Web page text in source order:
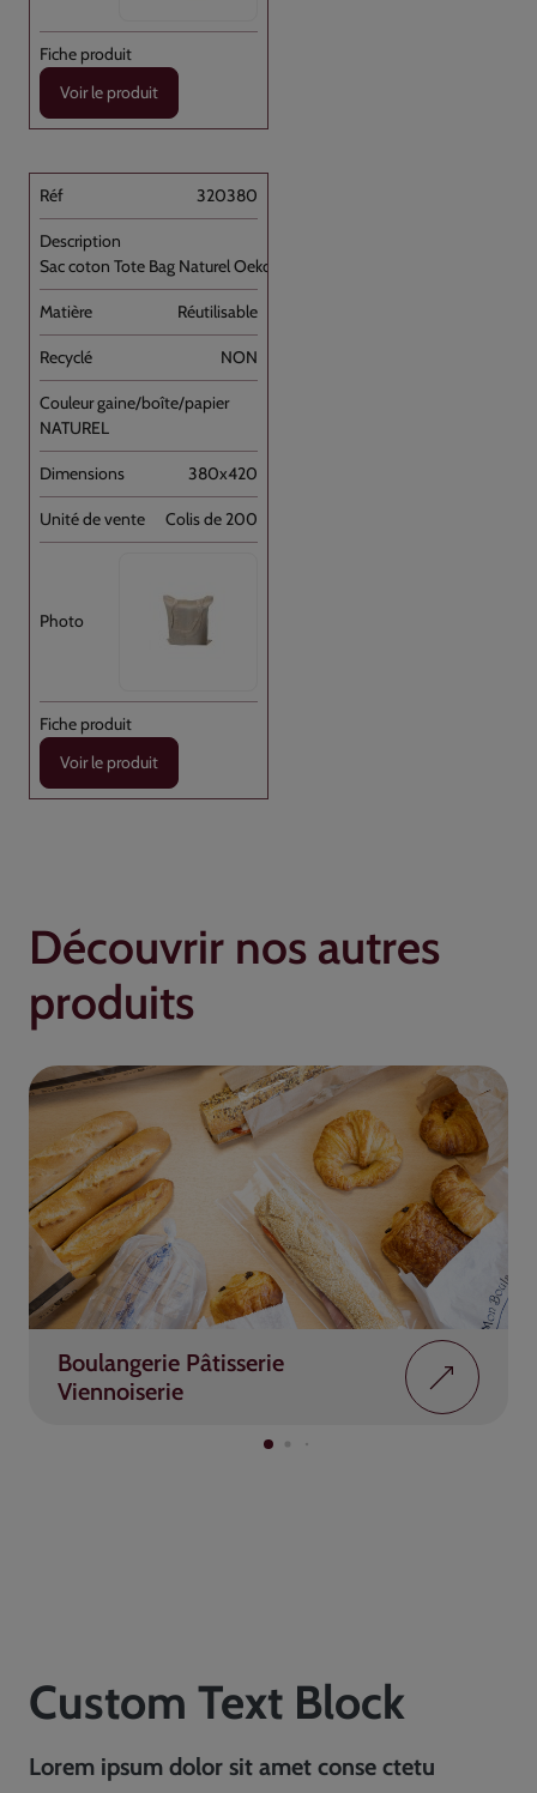
Voir le produit
320380
Sac coton Tote Bag Naturel Oeko-Tex [...]
Réutilisable
NON
NATUREL
380x420
Colis de 200
Voir le produit
Découvrir nos autres
produits
Boulangerie Pâtisserie
Viennoiserie
Custom Text Block
Lorem ipsum dolor sit amet conse ctetu